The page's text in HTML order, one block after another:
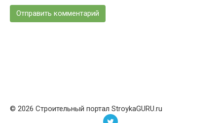
© 2026 Строительный портал StroykaGURU.ru